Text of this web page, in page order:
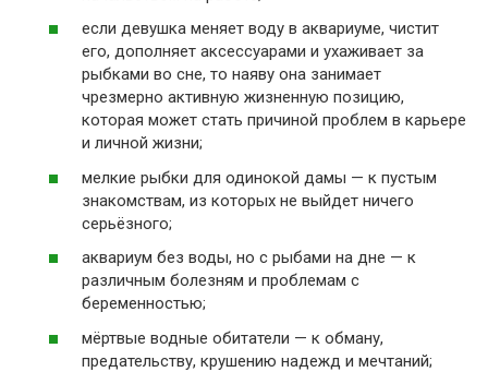
если девушка меняет воду в аквариуме, чистит
его, дополняет аксессуарами и ухаживает за
рыбками во сне, то наяву она занимает
чрезмерно активную жизненную позицию,
которая может стать причиной проблем в карьере
и личной жизни;
мелкие рыбки для одинокой дамы — к пустым
знакомствам, из которых не выйдет ничего
серьёзного;
аквариум без воды, но с рыбами на дне — к
различным болезням и проблемам с
беременностью;
мёртвые водные обитатели — к обману,
предательству, крушению надежд и мечтаний;